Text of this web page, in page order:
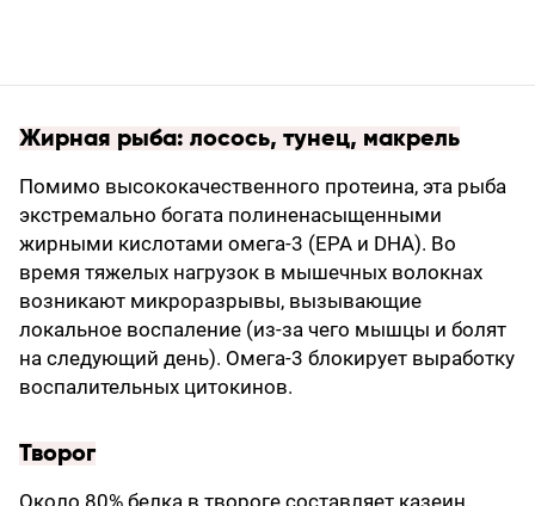
Жирная рыба: лосось, тунец, макрель
Помимо высококачественного протеина, эта рыба
экстремально богата полиненасыщенными
жирными кислотами омега-3 (EPA и DHA). Во
время тяжелых нагрузок в мышечных волокнах
возникают микроразрывы, вызывающие
локальное воспаление (из-за чего мышцы и болят
на следующий день). Омега-3 блокирует выработку
воспалительных цитокинов.
Творог